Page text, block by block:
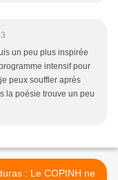
un peu plus inspirée
intensif pour
peux souffler après
la poésie trouve un peu
: Le COPINH ne